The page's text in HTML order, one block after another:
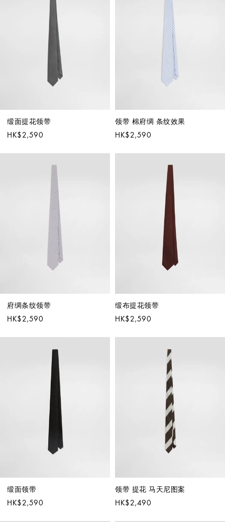
缎面提花领带
HK$2,590
领带 棉府绸 条纹效果
HK$2,590
府绸条纹领带
HK$2,590
缎布提花领带
HK$2,590
缎面领带
HK$2,590
领带 提花 马天尼图案
HK$2,490